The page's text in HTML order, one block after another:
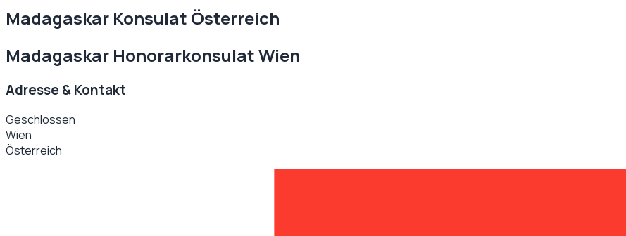
Madagaskar Konsulat Österreich
Madagaskar Honorarkonsulat Wien
Adresse & Kontakt
Geschlossen
Wien
Österreich